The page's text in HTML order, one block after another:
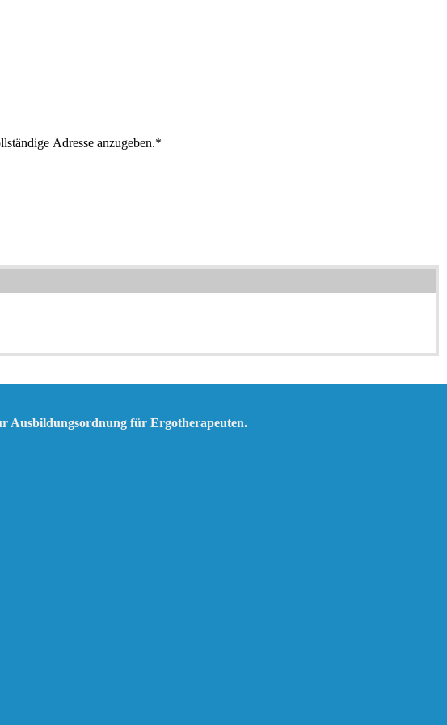
Adresse anzugeben.*
Ausbildungsordnung für Ergotherapeuten.